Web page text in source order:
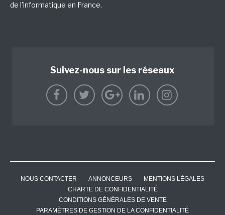
de l'informatique en France.
Suivez-nous sur les réseaux
NOUS CONTACTER ANNONCEURS
MENTIONS LÉGALES
CHARTE DE CONFIDENTIALITÉ
CONDITIONS GÉNÉRALES DE VENTE
PARAMÈTRES DE GESTION DE LA CONFIDENTIALITÉ